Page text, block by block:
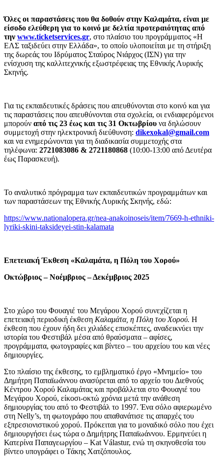
Όλες οι παραστάσεις που θα δοθούν στην Καλαμάτα, είναι με
είσοδο ελεύθερη για το κοινό με δελτία προτεραιότητας από
την www.ticketservices.gr, στο πλαίσιο του προγράμματος «Η
ΕΛΣ ταξιδεύει στην Ελλάδα», το οποίο υλοποιείται με τη στήριξη
της δωρεάς του Ιδρύματος Σταύρος Νιάρχος (ΙΣΝ) για την
ενίσχυση της καλλιτεχνικής εξωστρέφειας της Εθνικής Λυρικής
Σκηνής.
Για τις εκπαιδευτικές δράσεις που απευθύνονται στο κοινό και για
τις παραστάσεις που απευθύνονται στα σχολεία, οι ενδιαφερόμενοι
μπορούν από τις 23 έως και τις 31 Οκτωβρίου να δηλώσουν
συμμετοχή στην ηλεκτρονική διεύθυνση: dikexokal@gmail.com
και να ενημερώνονται για τη διαδικασία συμμετοχής στα
τηλέφωνα: 2721083086 & 2721180868 (10:00-13:00 από Δευτέρα
έως Παρασκευή).
Το αναλυτικό πρόγραμμα των εκπαιδευτικών προγραμμάτων και
των παραστάσεων της Εθνικής Λυρικής Σκηνής, εδώ:
https://www.nationalopera.gr/nea-anakoinoseis/item/7669-h-ethniki-
lyriki-skini-taksideyei-stin-kalamata
Επετειακή Έκθεση «Καλαμάτα, η Πόλη του Χορού»
Οκτώβριος – Νοέμβριος – Δεκέμβριος 2025
Στο χώρο του Φουαγιέ του Μεγάρου Χορού συνεχίζεται η
επετειακή περιοδική έκθεση Καλαμάτα, η Πόλη του Χορού. Η
έκθεση που έχουν ήδη δει χιλιάδες επισκέπτες, αναδεικνύει την
ιστορία του Φεστιβάλ μέσα από θραύσματα – αφίσες,
προγράμματα, φωτογραφίες και βίντεο – του αρχείου του και νέες
δημιουργίες.
Στο πλαίσιο της έκθεσης, το εμβληματικό έργο «Μνημείο» του
Δημήτρη Παπαϊωάννου ανασύρεται από το αρχείο του Διεθνούς
Κέντρου Χορού Καλαμάτας και προβάλλεται στο Φουαγιέ του
Μεγάρου Χορού, είκοσι-οκτώ χρόνια μετά την ανάθεση
δημιουργίας του από το Φεστιβάλ τo 1997. Ένα σόλο αφιερωμένο
στη Nelly’s, τη φωτογράφο που απαθανάτισε τις απαρχές του
εξπρεσιονιστικού χορού. Πρόκειται για το μοναδικό σόλο που έχει
δημιουργήσει έως τώρα ο Δημήτρης Παπαϊωάννου. Ερμηνεύει η
Κατερίνα Παπαγεωργίου – Kat Válastur, ενώ τη σκηνοθεσία του
βίντεο υπογράφει ο Τάκης Χατζόπουλος.